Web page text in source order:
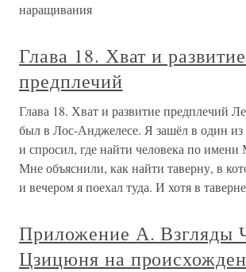
наращивания
Глава 18. Хват и развитие
предплечий
Глава 18. Хват и развитие предплечий
был в Лос-Анджелесе. Я зашёл в один из
и спросил, где найти человека по имени
Мне объяснили, как найти таверну, в
и вечером я поехал туда. И хотя в
Приложение А. Взгляды
Цзицюня на